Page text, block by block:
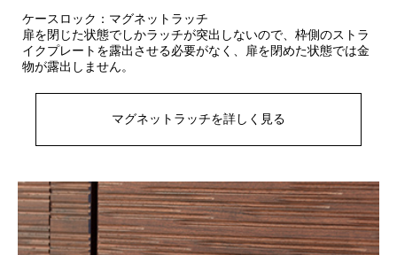
ケースロック：マグネットラッチ
扉を閉じた状態でしかラッチが突出しないので、枠側のストラ
イクプレートを露出させる必要がなく、扉を閉めた状態では金
物が露出しません。
マグネットラッチを詳しく見る